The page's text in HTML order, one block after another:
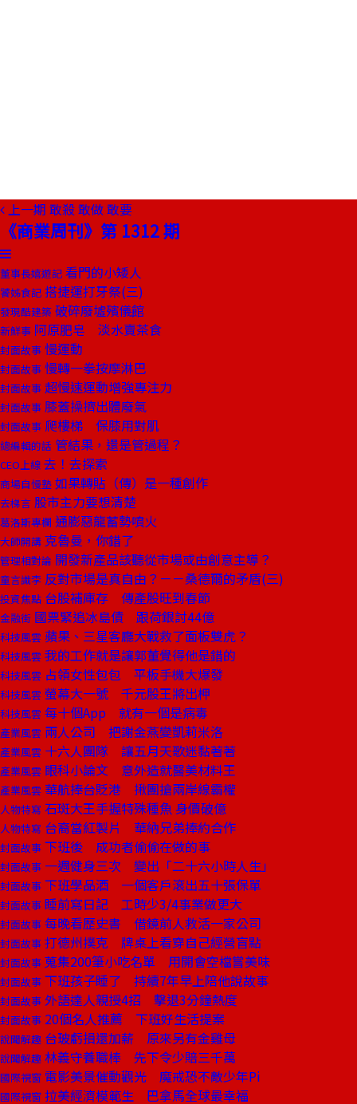
上一期 敢殺 敢做 敢要
《商業周刊》第 1312 期
董事長嬉遊記 看門的小矮人
饕姊食記 搭捷運打牙祭(三)
發現酷建築 破碎廢墟殯儀館
新鮮事 阿原肥皂 淡水賣茶食
封面故事 慢運動
封面故事 慢轉一拳按摩淋巴
封面故事 超慢速運動增強專注力
封面故事 膝蓋操擠出體廢氣
封面故事 爬樓梯 保膝用對肌
總編輯的話 管結果，還是管過程？
CEO上線 去！去探索
商場自慢塾 如果轉貼（傳）是一種創作
去梯言 股市主力要想清楚
葛洛斯專欄 通膨惡龍蓄勢噴火
大師開講 克魯曼，你錯了
管理相對論 開發新產品該聽從市場或由創意主導？
童言識李 反對市場是真自由？－－桑德爾的矛盾(三)
投資焦點 台股補庫存 傳產股旺到春節
金融街 國票緊追冰島債 跟荷銀討44億
科技風雲 蘋果、三星客廳大戰救了面板雙虎？
科技風雲 我的工作就是讓郭董覺得他是錯的
科技風雲 占領女性包包 平板手機大爆發
科技風雲 螢幕大一號 千元股王將出柙
科技風雲 每十個App 就有一個是病毒
產業風雲 兩人公司 把謝金燕變凱莉米洛
產業風雲 十六人團隊 讓五月天歌迷黏著著
產業風雲 眼科小論文 意外造就醫美材料王
產業風雲 華航捧台貶港 揪團搶兩岸線霸權
人物特寫 石斑大王手握特殊種魚 身價破億
人物特寫 台裔當紅製片 華納兄弟捧約合作
封面故事 下班後 成功者偷偷在做的事
封面故事 一週健身三次 變出「二十六小時人生」
封面故事 下班學品酒 一個客戶滾出五十張保單
封面故事 睡前寫日記 工時少3/4事業做更大
封面故事 每晚看歷史書 借鏡前人救活一家公司
封面故事 打德州撲克 牌桌上看穿自己經營盲點
封面故事 蒐集200筆小吃名單 用開會空檔嘗美味
封面故事 下班孩子睡了 持續7年早上陪他說故事
封面故事 外語達人親授4招 擊退3分鐘熱度
封面故事 20個名人推薦 下班好生活提案
說聞解趣 台玻虧損還加薪 原來另有金雞母
說聞解趣 林義守養職棒 先下令少賠三千萬
國際視窗 電影美景催動觀光 魔戒恐不敵少年Pi
國際視窗 拉美經濟模範生 巴拿馬全球最幸福